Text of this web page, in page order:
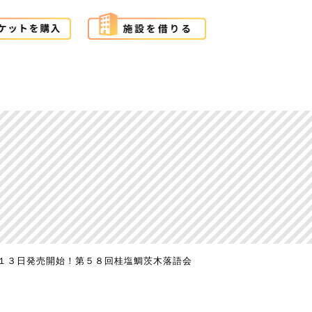
３日発売開始！第５８回桂塩鯛茨木落語会